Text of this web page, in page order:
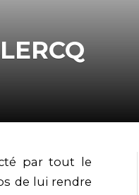
par tout le
de lui rendre